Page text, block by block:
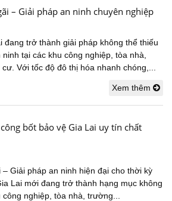
– Giải pháp an ninh chuyên nghiệp
đang trở thành giải pháp không thể thiếu
tại các khu công nghiệp, tòa nhà,
Với tốc độ đô thị hóa nhanh chóng,...
Xem thêm
bốt bảo vệ Gia Lai uy tín chất
Giải pháp an ninh hiện đại cho thời kỳ
Lai mới đang trở thành hạng mục không
nghiệp, tòa nhà, trường...